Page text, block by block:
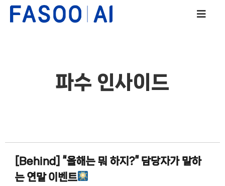
파수 인사이드
[Behind] “올해는 뭐 하지?” 담당자가 말하
는 연말 이벤트